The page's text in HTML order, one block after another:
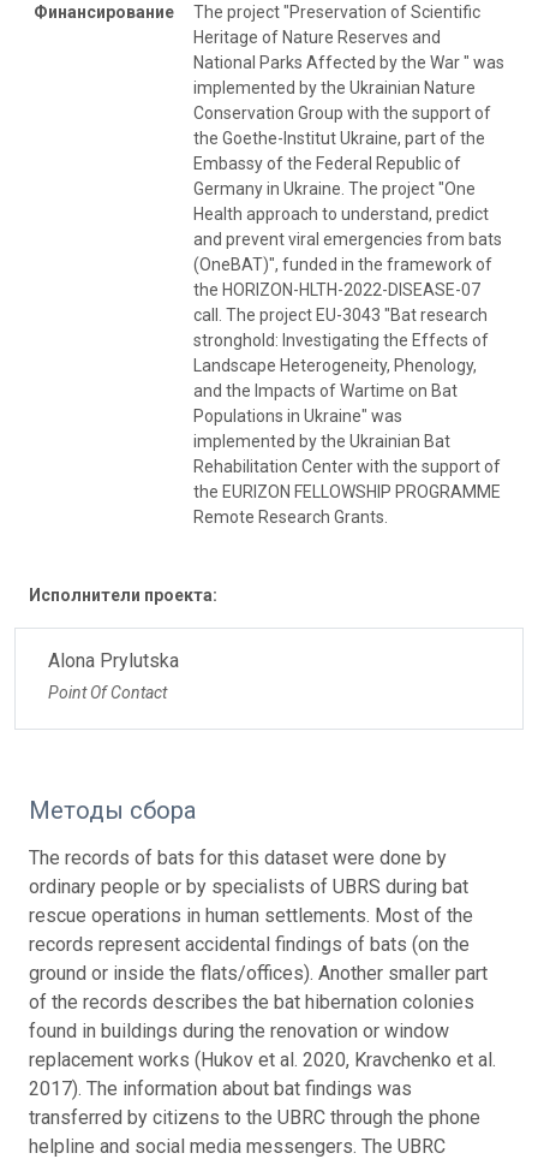
Финансирование
The project "Preservation of Scientific
Heritage of Nature Reserves and
National Parks Affected by the War " was
implemented by the Ukrainian Nature
Conservation Group with the support of
the Goethe-Institut Ukraine, part of the
Embassy of the Federal Republic of
Germany in Ukraine. The project "One
Health approach to understand, predict
and prevent viral emergencies from bats
(OneBAT)", funded in the framework of
the HORIZON-HLTH-2022-DISEASE-07
call. The project EU-3043 "Bat research
stronghold: Investigating the Effects of
Landscape Heterogeneity, Phenology,
and the Impacts of Wartime on Bat
Populations in Ukraine" was
implemented by the Ukrainian Bat
Rehabilitation Center with the support of
the EURIZON FELLOWSHIP PROGRAMME
Remote Research Grants.
Исполнители проекта:
Alona Prylutska
Point Of Contact
Методы сбора
The records of bats for this dataset were done by
ordinary people or by specialists of UBRS during bat
rescue operations in human settlements. Most of the
records represent accidental findings of bats (on the
ground or inside the flats/offices). Another smaller part
of the records describes the bat hibernation colonies
found in buildings during the renovation or window
replacement works (Hukov et al. 2020, Kravchenko et al.
2017). The information about bat findings was
transferred by citizens to the UBRC through the phone
helpline and social media messengers. The UBRC